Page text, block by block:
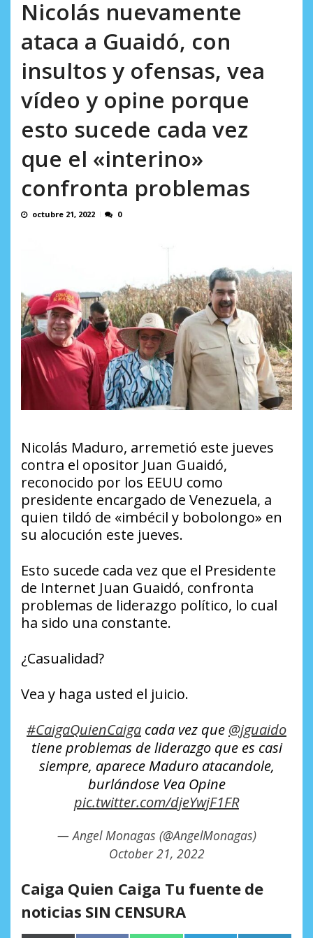
AGOSTO 6, 2026
Nicolás nuevamente
ataca a Guaidó, con
insultos y ofensas, vea
vídeo y opine porque
esto sucede cada vez
que el «interino»
confronta problemas
octubre 21, 2022 0
Nicolás Maduro, arremetió este jueves
contra el opositor Juan Guaidó,
reconocido por los EEUU como
presidente encargado de Venezuela, a
quien tildó de «imbécil y bobolongo» en
su alocución este jueves.
Esto sucede cada vez que el Presidente
de Internet Juan Guaidó, confronta
problemas de liderazgo político, lo cual
ha sido una constante.
¿Casualidad?
Vea y haga usted el juicio.
#CaigaQuienCaiga cada vez que @jguaido
tiene problemas de liderazgo que es casi
siempre, aparece Maduro atacandole,
burlándose Vea Opine
pic.twitter.com/djeYwjF1FR
— Angel Monagas (@AngelMonagas)
October 21, 2022
Caiga Quien Caiga Tu fuente de
noticias SIN CENSURA